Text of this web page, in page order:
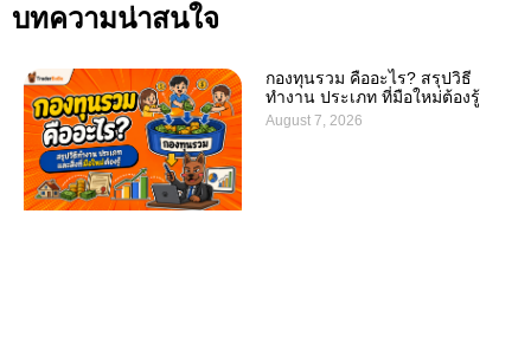
บทความน่าสนใจ
กองทุนรวม คืออะไร? สรุปวิธี
ทำงาน ประเภท ที่มือใหม่ต้องรู้
August 7, 2026